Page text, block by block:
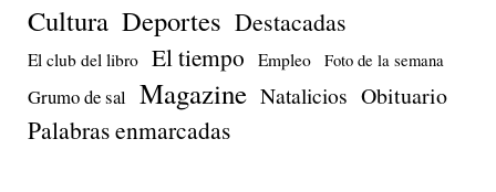
Cultura Deportes Destacadas
El club del libro El tiempo Empleo Foto de la semana
Grumo de sal Magazine Natalicios Obituario
Palabras enmarcadas